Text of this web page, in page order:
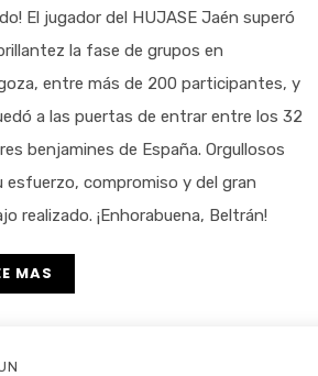
El jugador del HUJASE Jaén superó
la fase de grupos en
entre más de 200 participantes, y
a las puertas de entrar entre los 32
benjamines de España. Orgullosos
esfuerzo, compromiso y del gran
realizado. ¡Enhorabuena, Beltrán!
MAS